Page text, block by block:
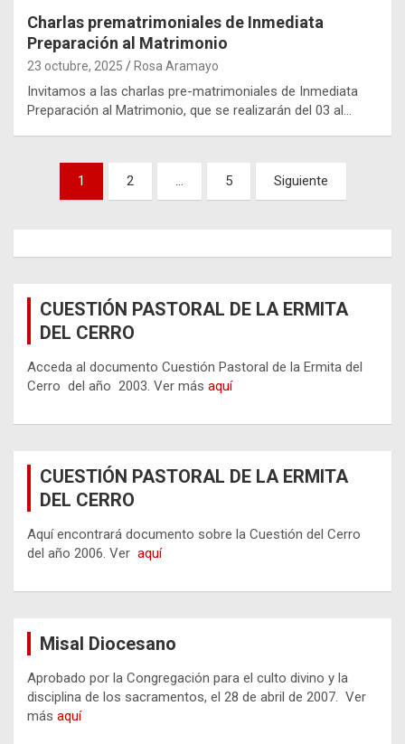
Charlas prematrimoniales de Inmediata
Preparación al Matrimonio
23 octubre, 2025 Rosa Aramayo
Invitamos a las charlas pre-matrimoniales de Inmediata
Preparación al Matrimonio, que se realizarán del 03 al…
Paginación
1 2 … 5 Siguiente
CUESTIÓN PASTORAL DE LA ERMITA
DEL CERRO
Acceda al documento Cuestión Pastoral de la Ermita del
Cerro del año 2003. Ver más aquí
CUESTIÓN PASTORAL DE LA ERMITA
DEL CERRO
Aquí encontrará documento sobre la Cuestión del Cerro
del año 2006. Ver aquí
Misal Diocesano
Aprobado por la Congregación para el culto divino y la
disciplina de los sacramentos, el 28 de abril de 2007. Ver
más aquí